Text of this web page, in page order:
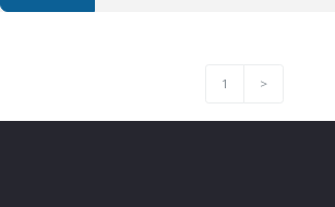
1 >